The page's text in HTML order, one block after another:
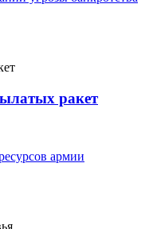
ракет
армии